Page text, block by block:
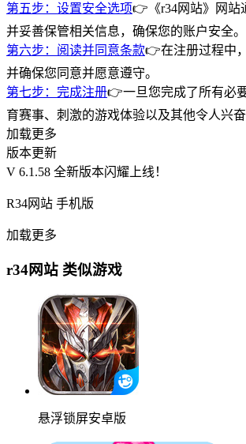
第五步：设置安全选项👉《r34网站》网站
并妥善保管相关信息，确保您的账户安全。
第六步：阅读并同意条款👉在注册过程中
并确保您同意并愿意遵守。
第七步：完成注册👉一旦您完成了所有必
育赛事、刺激的游戏体验以及其他令人兴
加载更多
版本更新
V 6.1.58 全新版本闪耀上线！
R34网站 手机版
加载更多
r34网站 类似游戏
悬浮锁屏安卓版